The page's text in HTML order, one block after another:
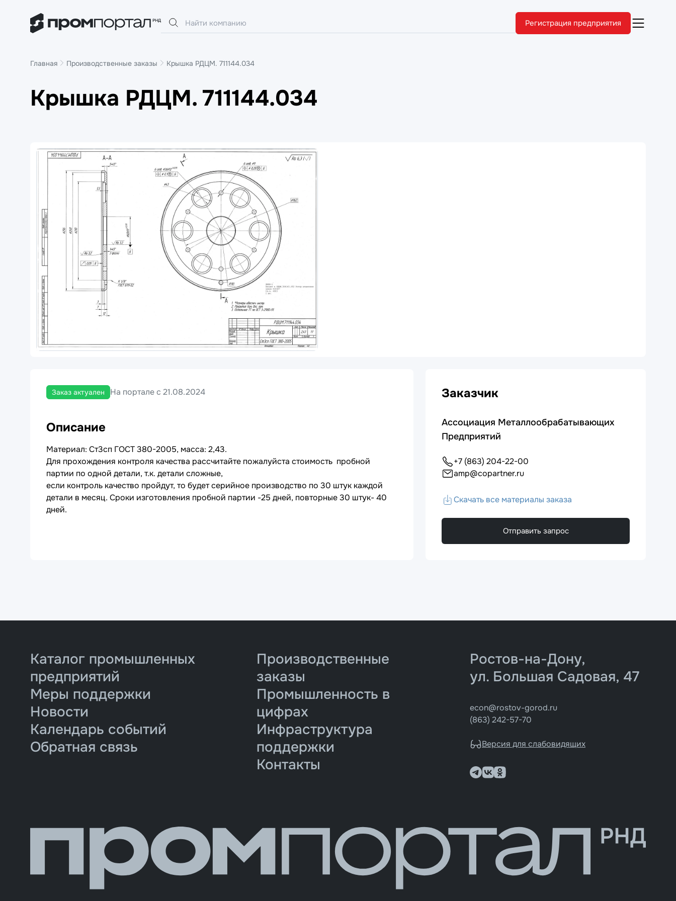
Регистрация предприятия
Главная Производственные заказы Крышка РДЦМ. 711144.034
Крышка РДЦМ. 711144.034
Заказ актуален На портале с 21.08.2024
Описание
Материал: Ст3сп ГОСТ 380-2005, масса: 2,43.
Для прохождения контроля качества рассчитайте пожалуйста стоимость пробной
партии по одной детали, т.к. детали сложные,
если контроль качество пройдут, то будет серийное производство по 30 штук каждой
детали в месяц. Сроки изготовления пробной партии -25 дней, повторные 30 штук- 40
дней.
Заказчик
Ассоциация Металлообрабатывающих
Предприятий
+7 (863) 204-22-00
amp@copartner.ru
Скачать все материалы заказа
Отправить запрос
Каталог промышленных
предприятий
Меры поддержки
Новости
Календарь событий
Обратная связь
Производственные
заказы
Промышленность в
цифрах
Инфраструктура
поддержки
Контакты
Ростов-на-Дону,
ул. Большая Садовая, 47
econ@rostov-gorod.ru
(863) 242-57-70
Версия для слабовидящих